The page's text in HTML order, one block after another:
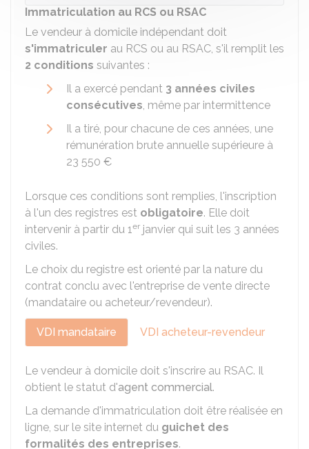
Immatriculation au RCS ou RSAC
Le vendeur à domicile indépendant doit
s'immatriculer au RCS ou au RSAC, s'il remplit les
2 conditions suivantes :
Il a exercé pendant 3 années civiles
consécutives, même par intermittence
Il a tiré, pour chacune de ces années, une
rémunération brute annuelle supérieure à
23 550 €
Lorsque ces conditions sont remplies, l'inscription
à l'un des registres est obligatoire. Elle doit
intervenir à partir du 1er janvier qui suit les 3 années
civiles.
Le choix du registre est orienté par la nature du
contrat conclu avec l'entreprise de vente directe
(mandataire ou acheteur/revendeur).
VDI mandataire VDI acheteur-revendeur
Le vendeur à domicile doit s'inscrire au RSAC. Il
obtient le statut d'agent commercial.
La demande d'immatriculation doit être réalisée en
ligne, sur le site internet du guichet des
formalités des entreprises.